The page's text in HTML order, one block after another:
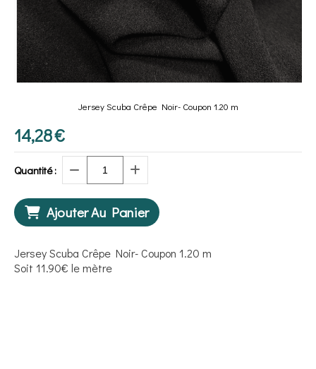
Jersey Scuba Crêpe Noir- Coupon 1.20 m
14,28€
Quantité :
Ajouter Au Panier
Jersey Scuba Crêpe Noir- Coupon 1.20 m
Soit 11.90€ le mètre